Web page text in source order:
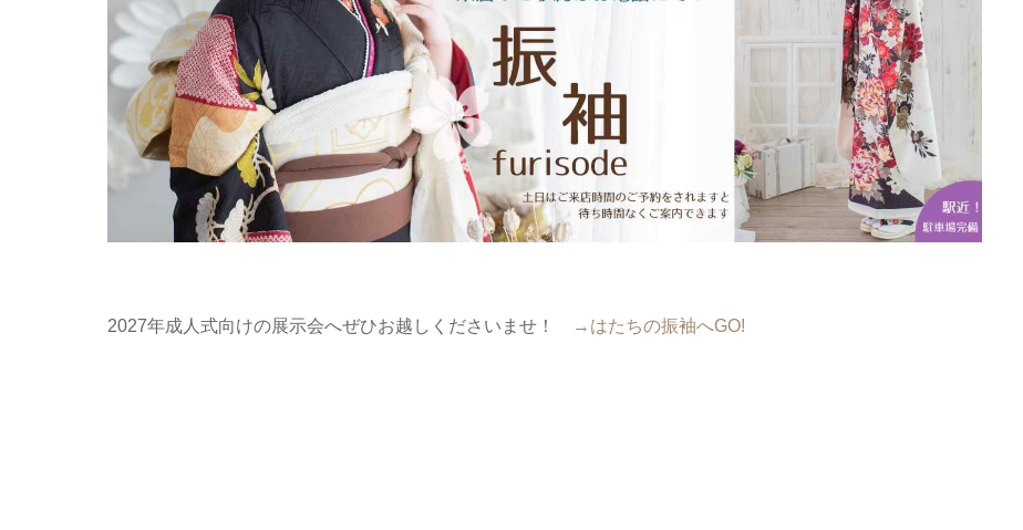
2027年成人式向けの展示会へぜひお越しくださいませ！ →はたちの振袖へGO!